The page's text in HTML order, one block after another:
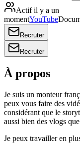
Actif il y a un
momentYouTube
Recruter
Recruter
À propos
Je suis un monteur
peux vous faire des
considérant que le
aussi bien des vlogs
Je peux travailler en